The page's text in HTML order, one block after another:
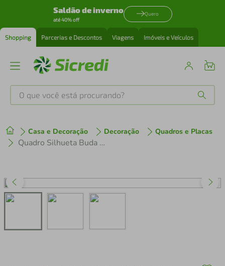
Saldão de inverno
até 40% off
Quero
Shopping Parcerias e Descontos Viagens Imóveis e Veículos
O que você está procurando?
Casa e Decoração Decoração Quadros e Placas
Quadro Silhueta Buda Meditando 100x70 Caixa Preto
1º tenis
perfume